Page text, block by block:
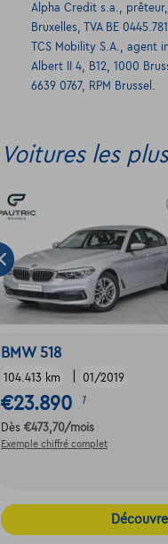
Alpha Credit s.a.,
Bruxelles, TVA BE
TCS Mobility S.A., agent
Albert II 4, B12, 1000
6639 0767, RPM Brussel.
Voitures les
BMW 518
104.413 km 01/2019
€23.890 1
Dès €473,70/mois
Exemple chiffré complet